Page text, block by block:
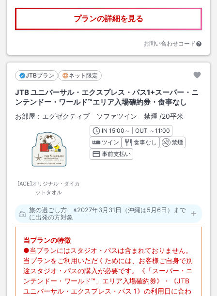
プランの詳細を見る
お問い合わせコード
JTBプラン ネット限定
JTB ユニバーサル・エクスプレス・パス1+スーパー・ニ
ンテンドー・ワールド™エリア入場確約券・食事なし
お部屋： エグゼクティブ ソファツイン 禁煙 /20平米
[ACE]オリジナル・ダイカ
ットタオル
INチェックイン
15:00 ～ | OUT チェックアウト
～11:00
ツイン
食事なし
禁煙
事前支払い
旅の過ごし方 ※2027年3月31日（沖縄は5月6日）まで
に出発の方対象
当プランの特徴
●当プランにはスタジオ・パスは含まれておりません。
当プランをご利用いただくためには、お客様ご自身で別
途スタジオ・パスの購入が必要です。《「スーパー・ニ
ンテンドー・ワールド™」エリア入場確約券》・《JTB
ユニバーサル・エクスプレス・パス 1》の利用日に合わ